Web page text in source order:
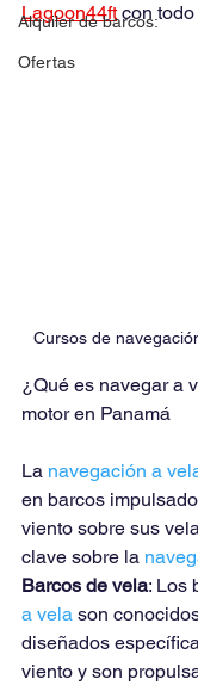
Alquiler de barcos:
Ofertas
Lagoon44ft con todo
Cursos de
¿Qué es navegar a
motor en Panamá
La navegación a
en barcos
viento sobre sus
clave sobre la
Barcos de vela: Los
a vela son
diseñados
viento y son